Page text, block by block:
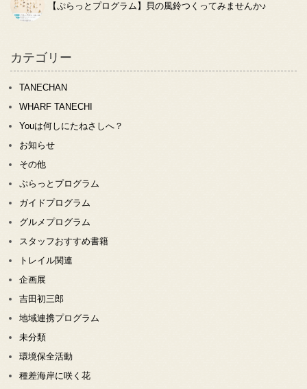
【ぷらっとプログラム】貝の風鈴つくってみませんか♪
カテゴリー
TANECHAN
WHARF TANECHI
Youは何しにたねさしへ？
お知らせ
その他
ぷらっとプログラム
ガイドプログラム
グルメプログラム
スタッフおすすめ書籍
トレイル関連
企画展
吉田初三郎
地域連携プログラム
未分類
環境保全活動
種差海岸に咲く花